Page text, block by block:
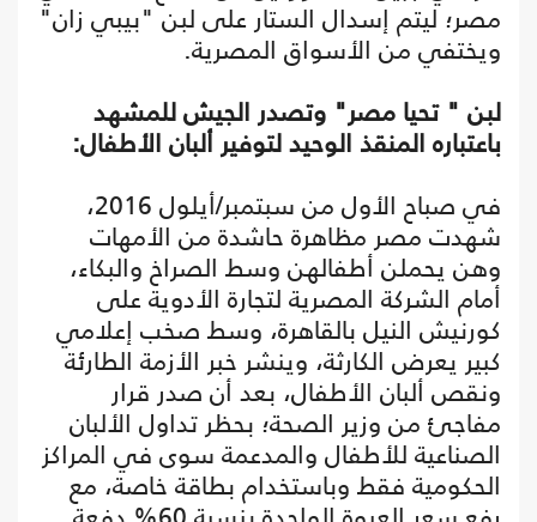
مصر؛ ليتم إسدال الستار على لبن "بيبي زان"
ويختفي من الأسواق المصرية.
لبن " تحيا مصر" وتصدر الجيش للمشهد
باعتباره المنقذ الوحيد لتوفير ألبان الأطفال:
في صباح الأول من سبتمبر/أيلول 2016،
شهدت مصر مظاهرة حاشدة من الأمهات
وهن يحملن أطفالهن وسط الصراخ والبكاء،
أمام الشركة المصرية لتجارة الأدوية على
كورنيش النيل بالقاهرة، وسط صخب إعلامي
كبير يعرض الكارثة، وينشر خبر الأزمة الطارئة
ونقص ألبان الأطفال، بعد أن صدر قرار
مفاجئ من وزير الصحة؛ بحظر تداول الألبان
الصناعية للأطفال والمدعمة سوى في المراكز
الحكومية فقط وباستخدام بطاقة خاصة، مع